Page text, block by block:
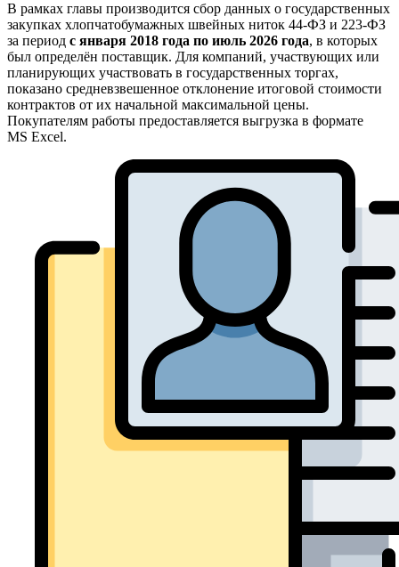
В рамках главы производится сбор данных о государственных
закупках хлопчатобумажных швейных ниток 44-ФЗ и 223-ФЗ
за период с января 2018 года по июль 2026 года, в которых
был определён поставщик. Для компаний, участвующих или
планирующих участвовать в государственных торгах,
показано средневзвешенное отклонение итоговой стоимости
контрактов от их начальной максимальной цены.
Покупателям работы предоставляется выгрузка в формате
MS Excel.